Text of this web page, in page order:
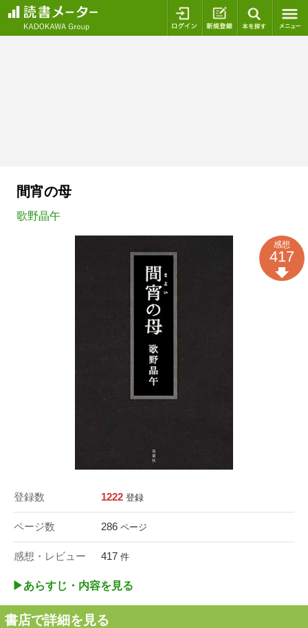
ログイン 新規登録
間宵の母
歌野晶午
登録数 1222 登録
ページ数 286 ページ
感想・レビュー 417 件
感想
417
▶︎あらすじ・内容を見る
書店で詳細を見る